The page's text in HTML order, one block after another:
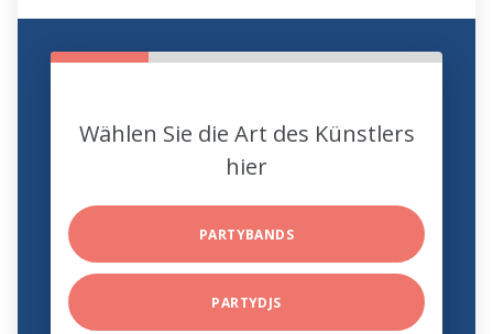
Wählen Sie die Art des Künstlers
hier
PARTYBANDS
PARTYDJS